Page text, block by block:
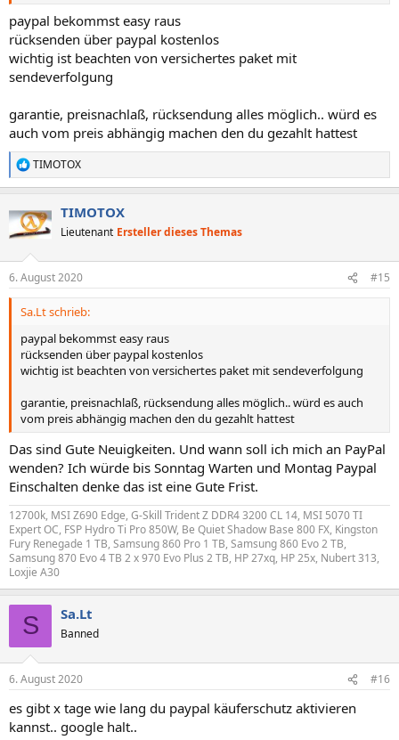
paypal bekommst easy raus
rücksenden über paypal kostenlos
wichtig ist beachten von versichertes paket mit
sendeverfolgung
garantie, preisnachlaß, rücksendung alles möglich.. würd es
auch vom preis abhängig machen den du gezahlt hattest
R
e
k
i
e
n
TIMOTOX
TIMOTOX
Lieutenant Ersteller dieses Themas
6. August 2020 #15
Sa.Lt schrieb:
paypal bekommst easy raus
rücksenden über paypal kostenlos
wichtig ist beachten von versichertes paket mit sendeverfolgung
garantie, preisnachlaß, rücksendung alles möglich.. würd es auch
vom preis abhängig machen den du gezahlt hattest
Das sind Gute Neuigkeiten. Und wann soll ich mich an PayPal
wenden? Ich würde bis Sonntag Warten und Montag Paypal
Einschalten denke das ist eine Gute Frist.
12700k, MSI Z690 Edge, G-Skill Trident Z DDR4 3200 CL 14, MSI 5070 TI
Expert OC, FSP Hydro Ti Pro 850W, Be Quiet Shadow Base 800 FX, Kingston
Fury Renegade 1 TB, Samsung 860 Pro 1 TB, Samsung 860 Evo 2 TB,
Samsung 870 Evo 4 TB 2 x 970 Evo Plus 2 TB, HP 27xq, HP 25x, Nubert 313,
Loxjie A30
S Sa.Lt
Banned
6. August 2020 #16
es gibt x tage wie lang du paypal käuferschutz aktivieren
kannst.. google halt..